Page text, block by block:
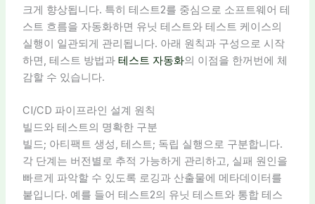
크게 향상됩니다. 특히 테스트2를 중심으로 소프트웨어 테
스트 흐름을 자동화하면 유닛 테스트와 테스트 케이스의
실행이 일관되게 관리됩니다. 아래 원칙과 구성으로 시작
하면, 테스트 방법과 테스트 자동화의 이점을 한꺼번에 체
감할 수 있습니다.
CI/CD 파이프라인 설계 원칙
빌드와 테스트의 명확한 구분
빌드; 아티팩트 생성, 테스트; 독립 실행으로 구분합니다.
각 단계는 버전별로 추적 가능하게 관리하고, 실패 원인을
빠르게 파악할 수 있도록 로깅과 산출물에 메타데이터를
붙입니다. 예를 들어 테스트2의 유닛 테스트와 통합 테스